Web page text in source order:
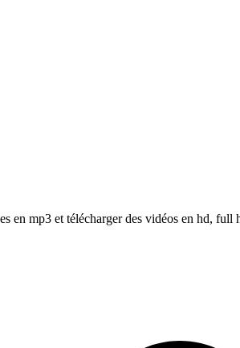
en mp3 et télécharger des vidéos en hd,